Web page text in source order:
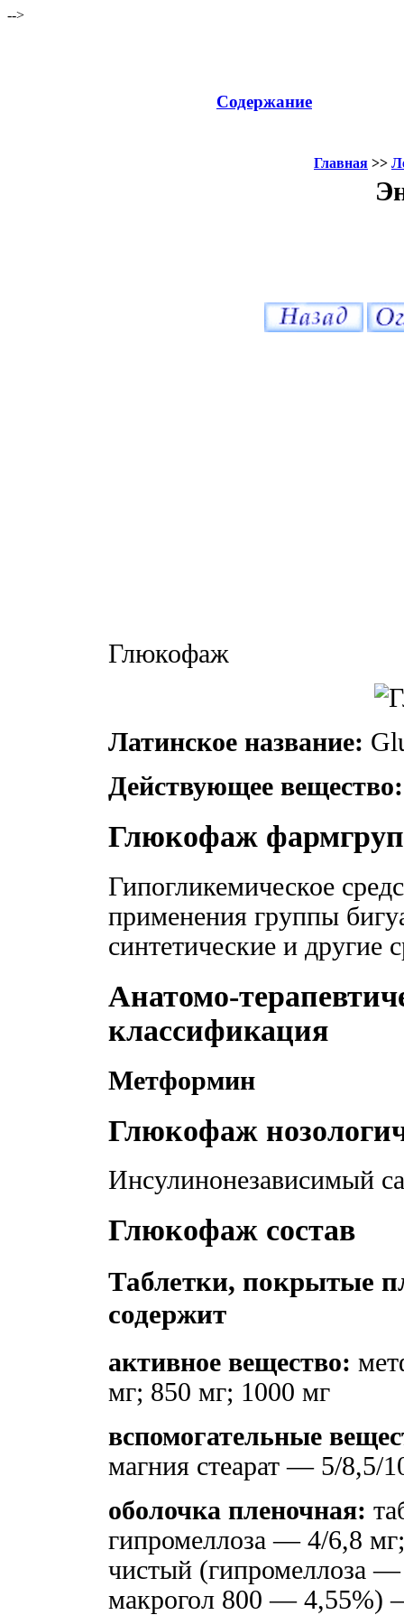
-->
Содержание
Главная >>
Глюкофаж
Латинское название:
Действующее вещество:
Глюкофаж
Гипогликемическое
применения группы
синтетические и другие
Анатомо-
классификация
Метформин
Глюкофаж
Инсулинонезависимый
Глюкофаж состав
Таблетки, покрытые
содержит
активное вещество:
мг; 850 мг; 1000 мг
вспомогательные
магния стеарат — 5/8,5/
оболочка пленочная:
гипромеллоза — 4/6,8
чистый (гипромеллоза
макрогол 800 —